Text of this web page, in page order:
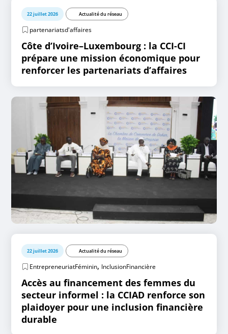
22 juillet 2026 Actualité du réseau
partenariatsd'affaires
Côte d’Ivoire–Luxembourg : la CCI-CI
prépare une mission économique pour
renforcer les partenariats d’affaires
22 juillet 2026 Actualité du réseau
EntrepreneuriatFéminin, InclusionFinancière
Accès au financement des femmes du
secteur informel : la CCIAD renforce son
plaidoyer pour une inclusion financière
durable